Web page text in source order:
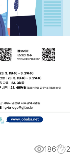
186 2